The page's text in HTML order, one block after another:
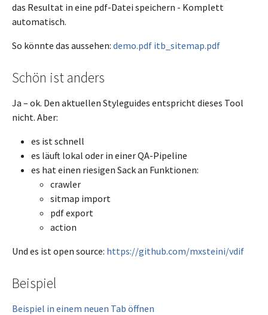
das Resultat in eine pdf-Datei speichern - Komplett
automatisch.
So könnte das aussehen: demo.pdf itb_sitemap.pdf
Schön ist anders
Ja – ok. Den aktuellen Styleguides entspricht dieses Tool
nicht. Aber:
es ist schnell
es läuft lokal oder in einer QA-Pipeline
es hat einen riesigen Sack an Funktionen:
crawler
sitmap import
pdf export
action
Und es ist open source: https://github.com/mxsteini/vdif
Beispiel
Beispiel in einem neuen Tab öffnen